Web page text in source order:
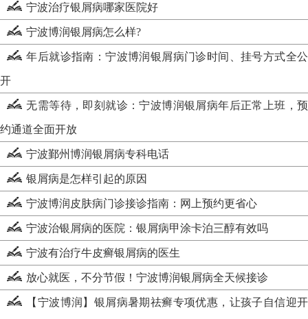
宁波治疗银屑病哪家医院好
宁波博润银屑病怎么样?
年后就诊指南：宁波博润银屑病门诊时间、挂号方式全公
开
无需等待，即刻就诊：宁波博润银屑病年后正常上班，预
约通道全面开放
宁波鄞州博润银屑病专科电话
银屑病是怎样引起的原因
宁波博润皮肤病门诊接诊指南：网上预约更省心
宁波治银屑病的医院：银屑病甲涂卡泊三醇有效吗
宁波有治疗牛皮癣银屑病的医生
放心就医，不分节假！宁波博润银屑病全天候接诊
【宁波博润】银屑病暑期祛癣专项优惠，让孩子自信迎开